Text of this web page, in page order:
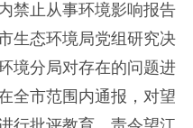
禁止从事环境影响报告
生态环境局党组研究决
境分局对存在的问题进
全市范围内通报，对望